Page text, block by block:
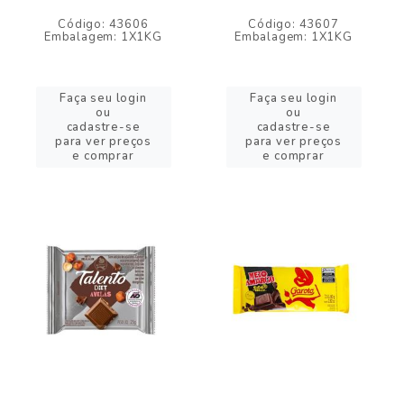
Código: 43606
Embalagem: 1X1KG
Faça seu login
ou
cadastre-se
para ver preços
e comprar
Código: 43607
Embalagem: 1X1KG
Faça seu login
ou
cadastre-se
para ver preços
e comprar